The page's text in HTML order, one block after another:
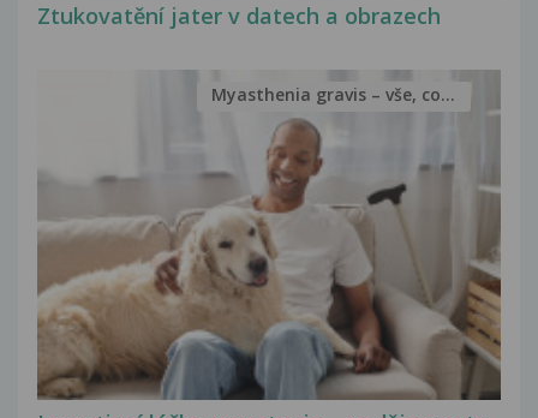
Ztukovatění jater v datech a obrazech
Myasthenia gravis – vše, co...